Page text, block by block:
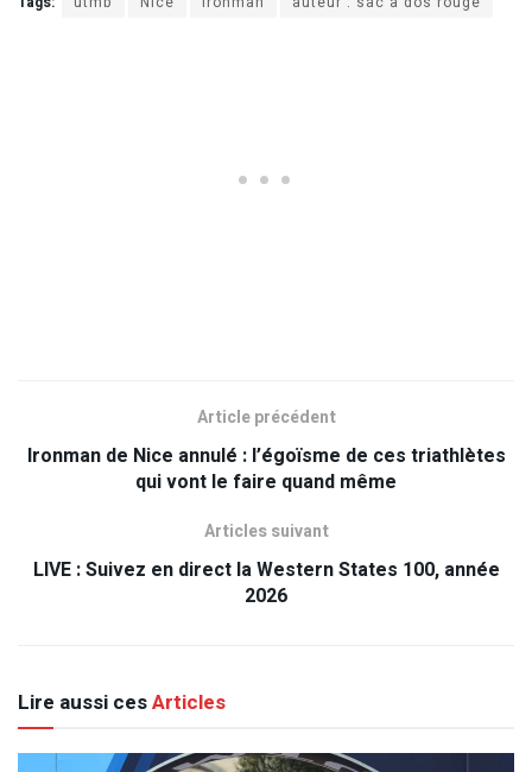
Article précédent
Ironman de Nice annulé : l’égoïsme de ces triathlètes
qui vont le faire quand même
Articles suivant
LIVE : Suivez en direct la Western States 100, année
2026
Lire aussi cesArticles